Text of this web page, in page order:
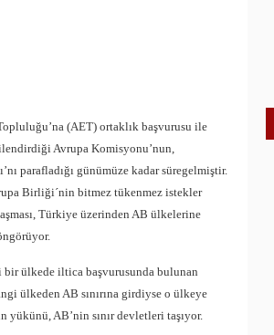
(AET) ortaklık başvurusu ile
Avrupa Komisyonu’nun,
parafladığı günümüze kadar süregelmiştir.
Birliği´nin bitmez tükenmez istekler
Türkiye üzerinden AB ülkelerine
ülkede iltica başvurusunda bulunan
ülkeden AB sınırına girdiyse o ülkeye
AB’nin sınır devletleri taşıyor.